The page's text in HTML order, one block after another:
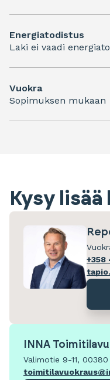
Energiatodistus
Laki ei vaadi
Vuokra
Sopimuksen mukaan
Kysy
+358
INNA
Valimotie 9-11, 00380